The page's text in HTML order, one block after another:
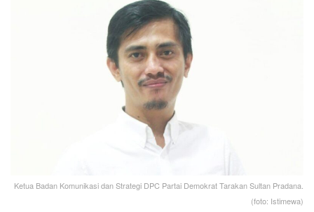
Ketua Badan Komunikasi dan Strategi DPC Partai Demokrat Tarakan Sultan Pradana.
(foto: Istimewa)